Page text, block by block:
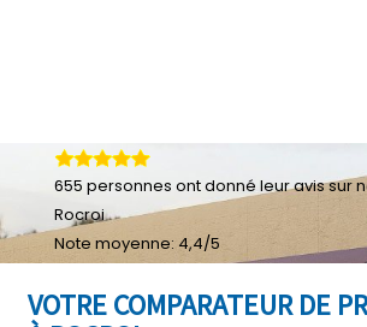
VOTRE COMPARATEUR DE
655 personnes ont donné leuravis sur
Rocroi
Note moyenne: 4,4/5